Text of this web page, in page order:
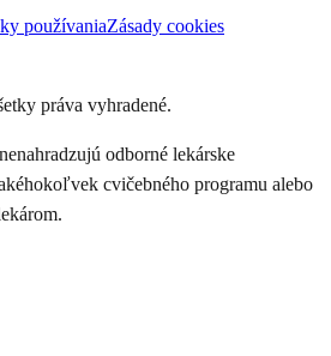
používaniaZásady cookies
práva vyhradené.
odborné lekárske
cvičebného programu alebo